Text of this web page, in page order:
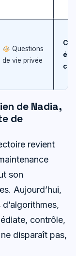
Questions
de vie privée
de Nadia,
de
revient
son
Aujourd’hui,
contrôle,
disparaît pas,